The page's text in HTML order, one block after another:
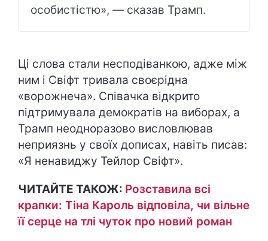
особистістю», — сказав Трамп.
Ці слова стали несподіванкою, адже між
ним і Свіфт тривала своєрідна
«ворожнеча». Співачка відкрито
підтримувала демократів на виборах, а
Трамп неодноразово висловлював
неприязнь у своїх дописах, навіть писав:
«Я ненавиджу Тейлор Свіфт».
ЧИТАЙТЕ ТАКОЖ: Розставила всі
крапки: Тіна Кароль відповіла, чи вільне
її серце на тлі чуток про новий роман